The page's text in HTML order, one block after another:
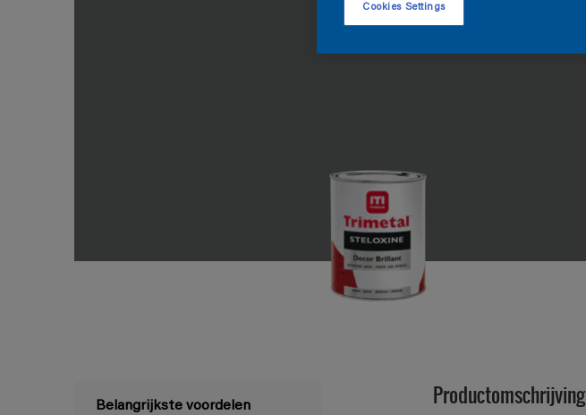
Belangrijkste voordelen Productomschrijving
Cookies Settings